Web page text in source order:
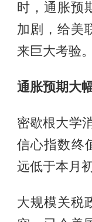
时，通胀预
加剧，给美
来巨大考验。
通胀预期大
密歇根大学
信心指数终
远低于本月
大规模关税